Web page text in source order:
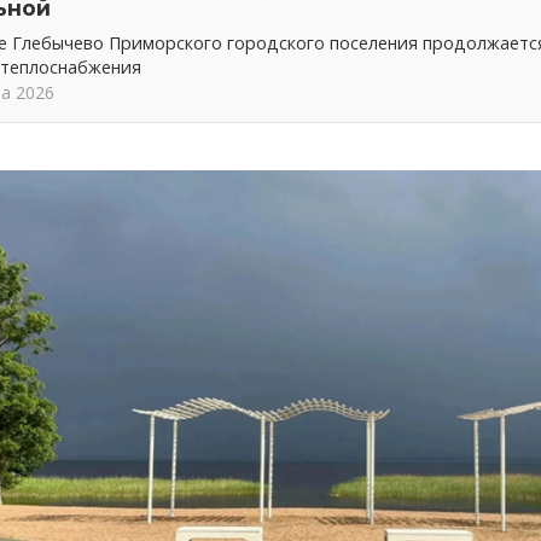
Глебычево Приморского городского поселения
2026